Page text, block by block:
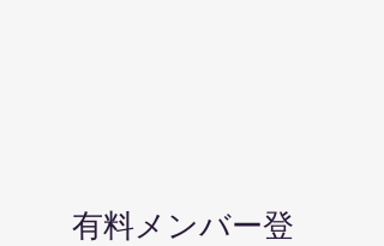
有料メンバー登